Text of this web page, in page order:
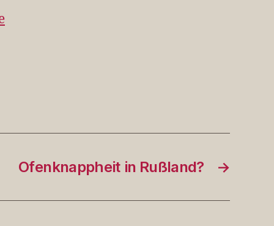
→
Ofenknappheit in Rußland?